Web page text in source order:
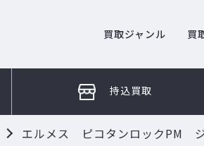
買取ジャンル 買
持込買取
エルメス ピコタンロックPM